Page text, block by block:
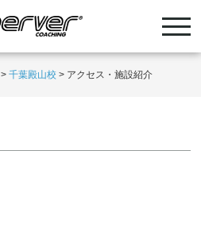
>千葉殿山校 > アクセス・施設紹介